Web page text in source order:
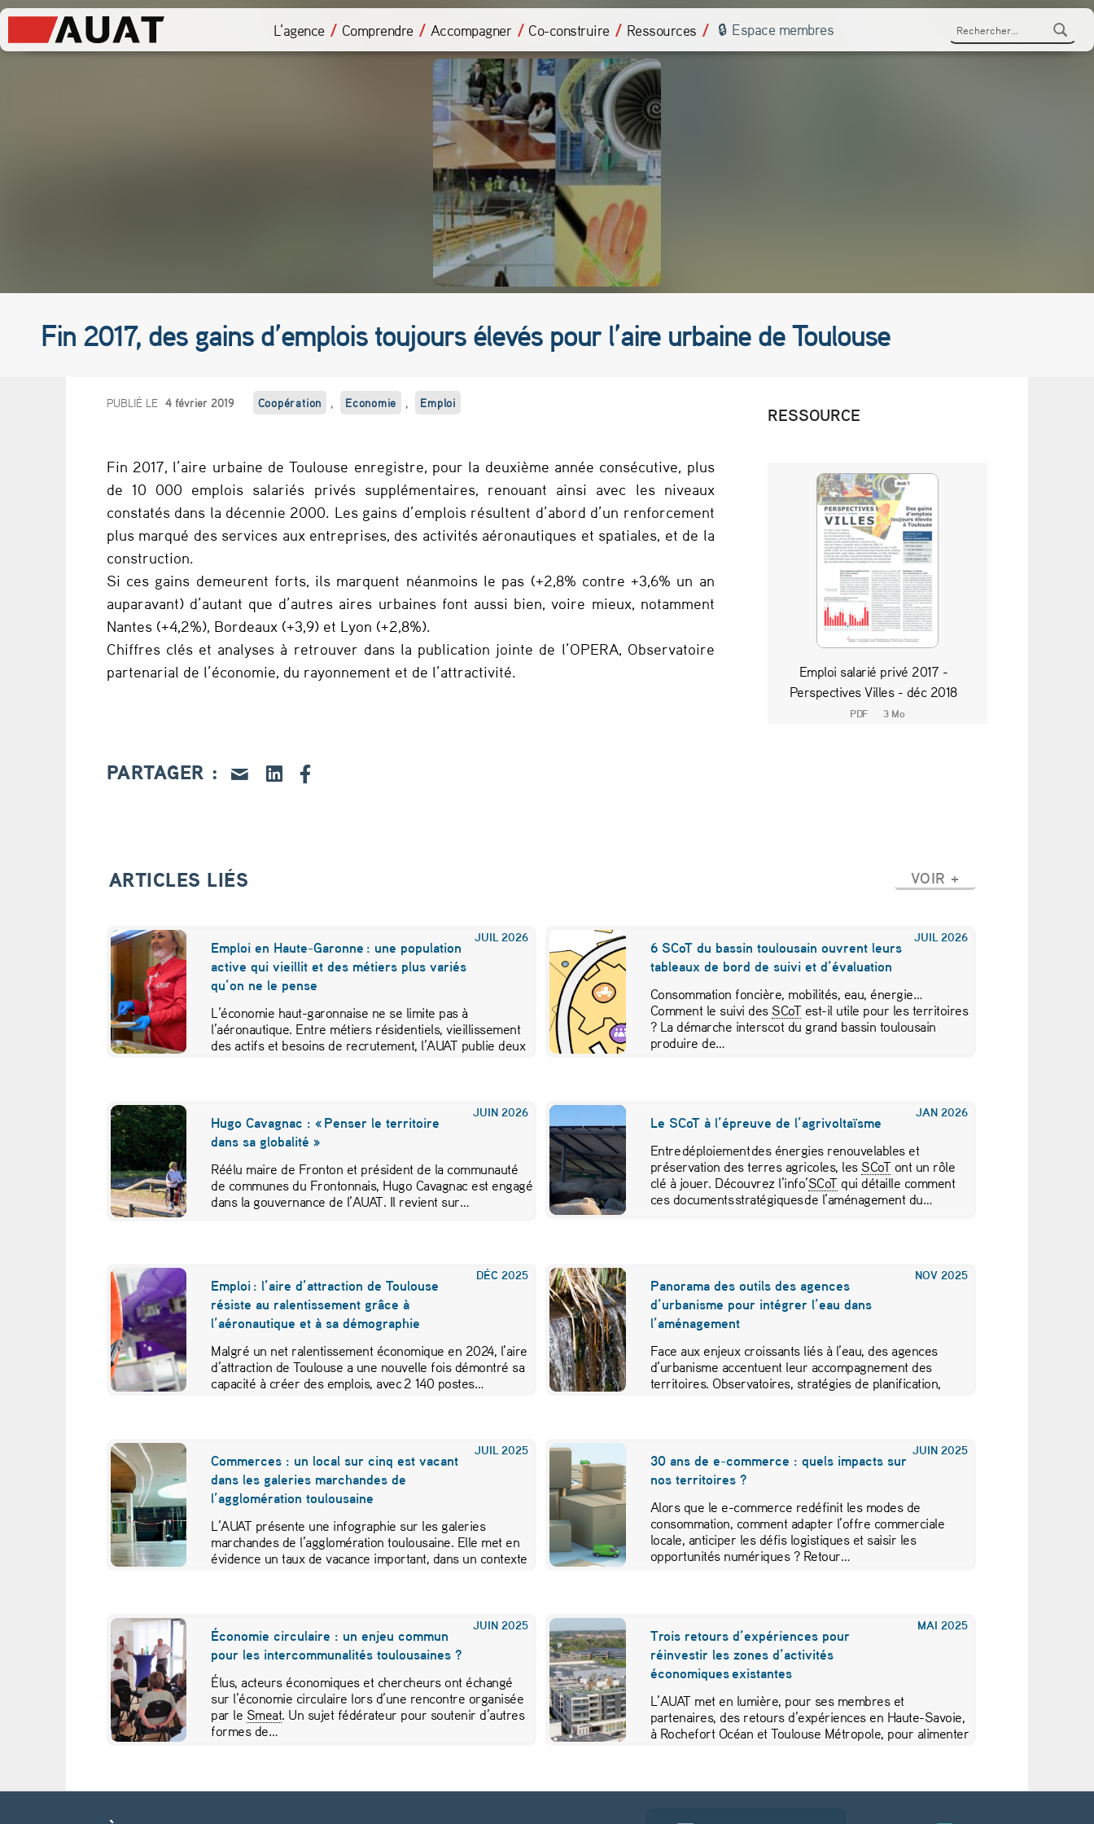
L’agence Comprendre Accompagner Co-construire Ressources Espace membres
Fin 2017, des gains d’emplois toujours élevés pour l’aire urbaine de Toulouse
F
n
2
0
1
7
,
d
g
n
s
d
’
e
p
l
o
i
t
o
u
j
u
r
s
é
e
v
é
s
PUBLIÉ LE 4 février 2019 Coopération , Economie , Emploi
Fin 2017, l’aire urbaine de Toulouse enregistre, pour la deuxième année consécutive, plus
de 10 000 emplois salariés privés supplémentaires, renouant ainsi avec les niveaux
constatés dans la décennie 2000. Les gains d’emplois résultent d’abord d’un renforcement
plus marqué des services aux entreprises, des activités aéronautiques et spatiales, et de la
construction.
Si ces gains demeurent forts, ils marquent néanmoins le pas (+2,8% contre +3,6% un an
auparavant) d’autant que d’autres aires urbaines font aussi bien, voire mieux, notamment
Nantes (+4,2%), Bordeaux (+3,9) et Lyon (+2,8%).
Chiffres clés et analyses à retrouver dans la publication jointe de l’OPERA, Observatoire
partenarial de l’économie, du rayonnement et de l’attractivité.
PARTAGER :
ARTICLES LIÉS VOIR +
JUIL 2026
Emploi en Haute-Garonne : une population
active qui vieillit et des métiers plus variés
qu’on ne le pense
L’économie haut-garonnaise ne se limite pas à
l’aéronautique. Entre métiers résidentiels, vieillissement
des actifs et besoins de recrutement, l’AUAT publie deux
JUIL 2026
6 SCoT du bassin toulousain ouvrent leurs
tableaux de bord de suivi et d’évaluation
Consommation foncière, mobilités, eau, énergie…
Comment le suivi des SCoT est-il utile pour les territoires
? La démarche interscot du grand bassin toulousain
produire de…
JUIN 2026
Hugo Cavagnac : « Penser le territoire
dans sa globalité »
Réélu maire de Fronton et président de la communauté
de communes du Frontonnais, Hugo Cavagnac est engagé
dans la gouvernance de l’AUAT. Il revient sur…
JAN 2026
Le SCoT à l’épreuve de l’agrivoltaïsme
Entre déploiement des énergies renouvelables et
préservation des terres agricoles, les SCoT ont un rôle
clé à jouer. Découvrez l’info’SCoT qui détaille comment
ces documents stratégiques de l’aménagement du…
DÉC 2025
Emploi : l’aire d’attraction de Toulouse
résiste au ralentissement grâce à
l’aéronautique et à sa démographie
Malgré un net ralentissement économique en 2024, l’aire
d’attraction de Toulouse a une nouvelle fois démontré sa
capacité à créer des emplois, avec 2 140 postes…
NOV 2025
Panorama des outils des agences
d’urbanisme pour intégrer l’eau dans
l’aménagement
Face aux enjeux croissants liés à l’eau, des agences
d’urbanisme accentuent leur accompagnement des
territoires. Observatoires, stratégies de planification,
JUIL 2025
Commerces : un local sur cinq est vacant
dans les galeries marchandes de
l’agglomération toulousaine
L’AUAT présente une infographie sur les galeries
marchandes de l’agglomération toulousaine. Elle met en
évidence un taux de vacance important, dans un contexte
JUIN 2025
30 ans de e-commerce : quels impacts sur
nos territoires ?
Alors que le e-commerce redéfinit les modes de
consommation, comment adapter l’offre commerciale
locale, anticiper les défis logistiques et saisir les
opportunités numériques ? Retour…
JUIN 2025
Économie circulaire : un enjeu commun
pour les intercommunalités toulousaines ?
Élus, acteurs économiques et chercheurs ont échangé
sur l’économie circulaire lors d’une rencontre organisée
par le Smeat. Un sujet fédérateur pour soutenir d’autres
formes de…
MAI 2025
Trois retours d’expériences pour
réinvestir les zones d’activités
économiques existantes
L’AUAT met en lumière, pour ses membres et
partenaires, des retours d’expériences en Haute-Savoie,
à Rochefort Océan et Toulouse Métropole, pour alimenter
RESSOURCE
Emploi salarié privé 2017 -
Perspectives Villes - déc 2018
PDF 3 Mo
Navigation de l’article